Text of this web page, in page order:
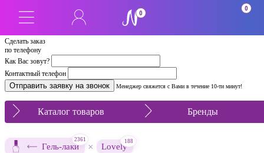
Сделать заказ
по телефону
Как Вас зовут?
Контактный телефон
Менеджер свяжется с Вами в течение 10-ти минут!
0
0
Каталог товаров Бренды
Гель-лаки
2361
× Lovely
188